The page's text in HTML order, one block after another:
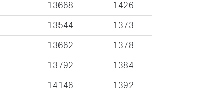
13668 1426
13544 1373
13662 1378
13792 1384
14146 1392